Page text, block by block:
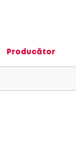
Producător